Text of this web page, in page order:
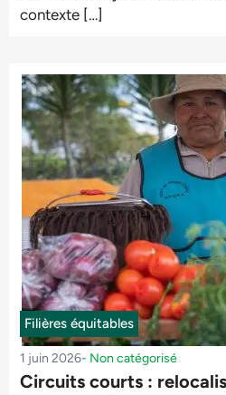
contexte […]
Filières équitables
1 juin 2026- Non catégorisé
Circuits courts :